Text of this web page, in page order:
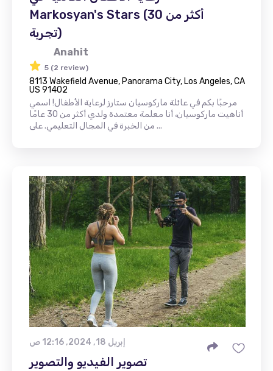
Markosyan's Stars (أكثر من 30
تجربة)
Anahit
5 (2 review)
8113 Wakefield Avenue, Panorama City, Los Angeles, CA
US 91402
مرحبًا بكم في عائلة ماركوسيان ستارز لرعاية الأطفال! اسمي
أناهيت ماركوسيان، أنا معلمة معتمدة ولدي أكثر من 30 عامًا
من الخبرة في المجال التعليمي. على ...
إبريل 18, 2024, 12:16 ص
تصوير الفيديو والتصوير